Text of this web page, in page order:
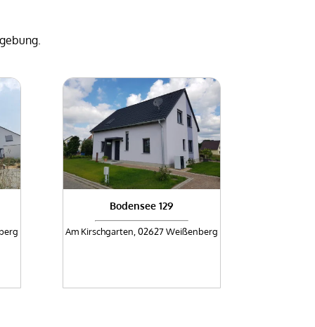
Bodensee 129
Am Kirschgarten, 02627 Weißenberg